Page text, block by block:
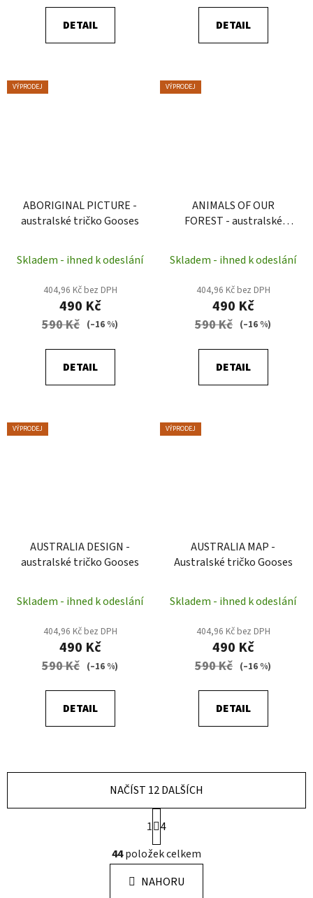
DETAIL DETAIL
VÝPRODEJ
ABORIGINAL PICTURE -
australské tričko Gooses
Skladem - ihned k odeslání
404,96 Kč bez DPH
490 Kč
590 Kč (–16 %)
DETAIL
VÝPRODEJ
ANIMALS OF OUR
FOREST - australské
Skladem - ihned k odeslání
404,96 Kč bez DPH
490 Kč
590 Kč (–16 %)
DETAIL
VÝPRODEJ
AUSTRALIA DESIGN -
australské tričko Gooses
Skladem - ihned k odeslání
404,96 Kč bez DPH
490 Kč
590 Kč (–16 %)
DETAIL
VÝPRODEJ
AUSTRALIA MAP -
Australské tričko Gooses
Skladem - ihned k odeslání
404,96 Kč bez DPH
490 Kč
590 Kč (–16 %)
DETAIL
O
v
l
á
NAČÍST 12 DALŠÍCH
S
t
r
á
n
k
1 4
44položek celkem
NAHORU